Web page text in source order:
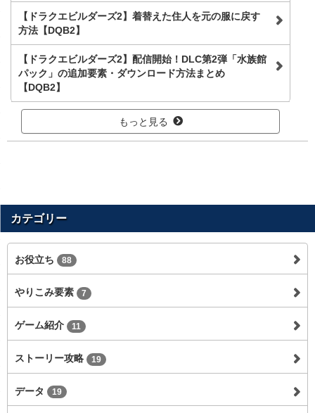
【ドラクエビルダーズ2】着替えた住人を元の服に戻す
方法【DQB2】
【ドラクエビルダーズ2】配信開始！DLC第2弾「水族館
パック」の追加要素・ダウンロード方法まとめ
【DQB2】
もっと見る
カテゴリー
お役立ち 88
やりこみ要素 7
ゲーム紹介 11
ストーリー攻略 19
データ 19